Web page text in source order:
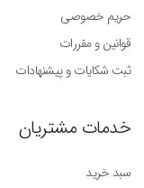
حریم خصوصی
قوانین و مقررات
ثبت شکایات و پیشنهادات
خدمات مشتریان
سبد خرید